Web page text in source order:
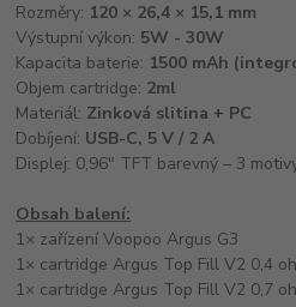
Rozměry: 120 × 26,4 × 15,1 mm
Výstupní výkon: 5W - 30W
Kapacita baterie: 1500 mAh
Objem cartridge: 2ml
Materiál: Zinková slitina + PC
Dobíjení: USB-C, 5 V / 2 A
Displej: 0,96" TFT barevný – 3
Obsah balení:
1× zařízení Voopoo Argus G3
1× cartridge Argus Top Fill V2 0,4
1× cartridge Argus Top Fill V2 0,7